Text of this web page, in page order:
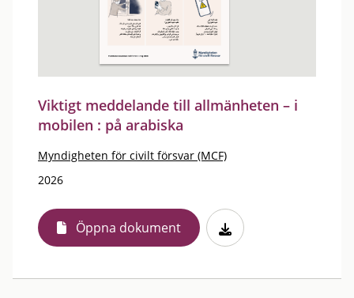
Viktigt meddelande till allmänheten – i
mobilen : på arabiska
Myndigheten för civilt försvar (MCF)
2026
Öppna dokument